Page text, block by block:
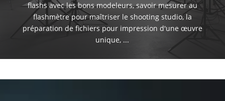
flashs avec les bons modeleurs, savoir mesurer au
flashmètre pour maîtriser le shooting studio, la
préparation de fichiers pour impression d'une œuvre
unique, ...